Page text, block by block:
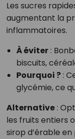
Les sucres
augmentant la
inflammatoires.
À éviter:
biscuits,
Pourquoi ?:
glycémie, ce
Alternative:
les fruits entiers
sirop d’érable